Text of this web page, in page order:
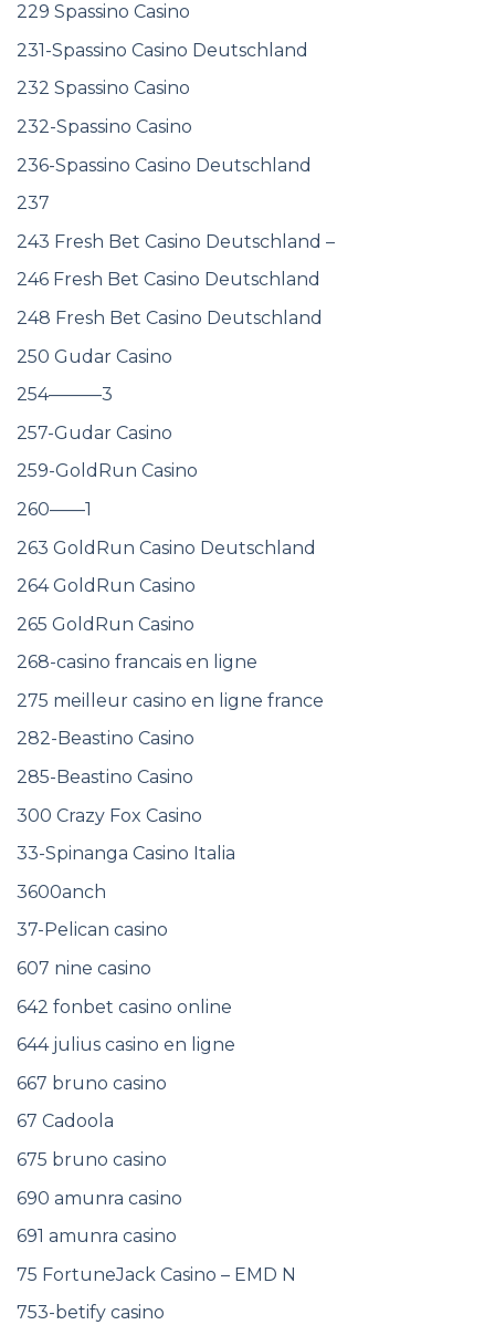
229 Spassino Casino
231-Spassino Casino Deutschland
232 Spassino Casino
232-Spassino Casino
236-Spassino Casino Deutschland
237
243 Fresh Bet Casino Deutschland –
246 Fresh Bet Casino Deutschland
248 Fresh Bet Casino Deutschland
250 Gudar Casino
254———3
257-Gudar Casino
259-GoldRun Casino
260——1
263 GoldRun Casino Deutschland
264 GoldRun Casino
265 GoldRun Casino
268-casino francais en ligne
275 meilleur casino en ligne france
282-Beastino Casino
285-Beastino Casino
300 Crazy Fox Casino
33-Spinanga Casino Italia
3600anch
37-Pelican casino
607 nine casino
642 fonbet casino online
644 julius casino en ligne
667 bruno casino
67 Cadoola
675 bruno casino
690 amunra casino
691 amunra casino
75 FortuneJack Casino – EMD N
753-betify casino